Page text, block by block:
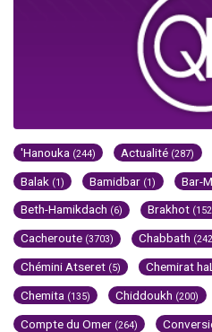
'Hanouka (244) Actualité (287)
Balak (1) Bamidbar (1) Bar-
Beth-Hamikdach (6) Brakhot
Cacheroute (3703) Chabbath
Chémini Atseret (5) Chemirat
Chemita (135) Chiddoukh (200)
Compte du Omer (264)